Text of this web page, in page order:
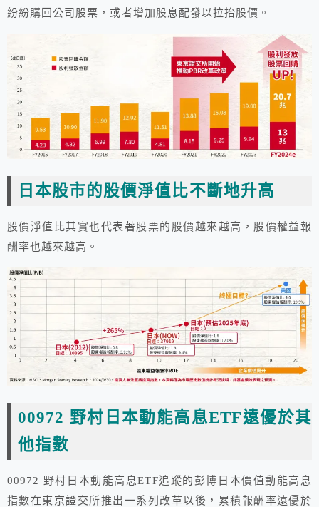
紛紛購回公司股票，或者增加股息配發以拉抬股價。
日本股市的股價淨值比不斷地升高
股價淨值比其實也代表著股票的股價越來越高，股價權益報
酬率也越來越高。
00972 野村日本動能高息ETF遠優於其
他指數
00972 野村日本動能高息ETF追蹤的彭博日本價值動能高息
指數在東京證交所推出一系列改革以後，累積報酬率遠優於